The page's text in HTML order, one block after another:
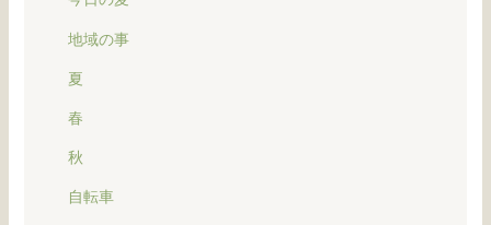
地域の事
夏
春
秋
自転車